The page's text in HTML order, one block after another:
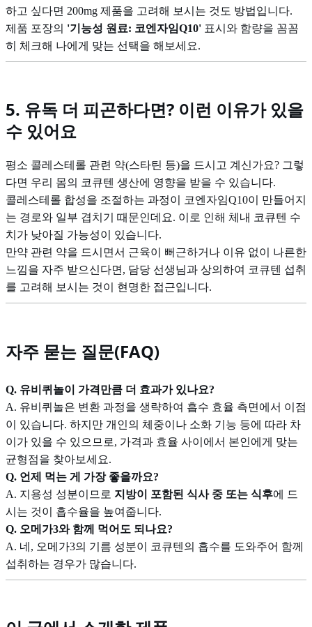
하고 싶다면 200mg 제품을 고려해 보시는 것도 방법입니다.
제품 포장의 '기능성 원료: 코엔자임Q10' 표시와 함량을 꼼꼼
히 체크해 나에게 맞는 선택을 해보세요.
5. 유독 더 피곤하다면? 이런 이유가 있을
수 있어요
평소 콜레스테롤 관련 약(스타틴 등)을 드시고 계신가요? 그렇
다면 우리 몸의 코큐텐 생산에 영향을 받을 수 있습니다.
콜레스테롤 합성을 조절하는 과정이 코엔자임Q10이 만들어지
는 경로와 일부 겹치기 때문인데요. 이로 인해 체내 코큐텐 수
치가 낮아질 가능성이 있습니다.
만약 관련 약을 드시면서 근육이 뻐근하거나 이유 없이 나른한
느낌을 자주 받으신다면, 담당 선생님과 상의하여 코큐텐 섭취
를 고려해 보시는 것이 현명한 접근입니다.
자주 묻는 질문(FAQ)
Q. 유비퀴놀이 가격만큼 더 효과가 있나요?
A. 유비퀴놀은 변환 과정을 생략하여 흡수 효율 측면에서 이점
이 있습니다. 하지만 개인의 체중이나 소화 기능 등에 따라 차
이가 있을 수 있으므로, 가격과 효율 사이에서 본인에게 맞는
균형점을 찾아보세요.
Q. 언제 먹는 게 가장 좋을까요?
A. 지용성 성분이므로 지방이 포함된 식사 중 또는 식후에 드
시는 것이 흡수율을 높여줍니다.
Q. 오메가3와 함께 먹어도 되나요?
A. 네, 오메가3의 기름 성분이 코큐텐의 흡수를 도와주어 함께
섭취하는 경우가 많습니다.